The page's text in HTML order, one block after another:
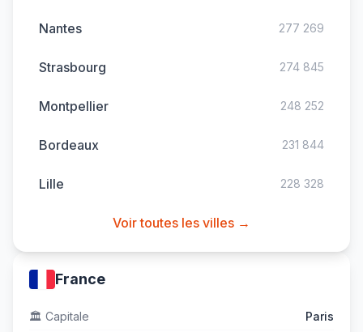
Nantes 277 269
Strasbourg 274 845
Montpellier 248 252
Bordeaux 231 844
Lille 228 328
Voir toutes les villes →
France
🏛️ Capitale Paris